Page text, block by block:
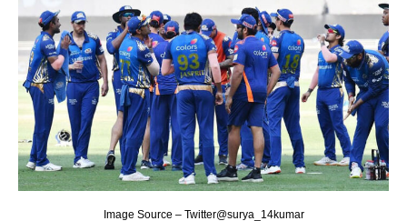
Image Source – Twitter@surya_14kumar